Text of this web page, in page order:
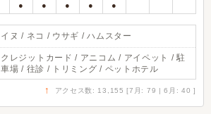
● ● ● ● ●
イヌ / ネコ / ウサギ / ハムスター
クレジットカード / アニコム / アイペット / 駐
車場 / 往診 / トリミング / ペットホテル
↑ アクセス数: 13,155 [7月: 79 | 6月: 40 ]